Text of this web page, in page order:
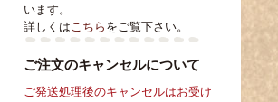
います。
詳しくはこちら をご覧下さい。
ご注文のキャンセルについて
ご発送処理後のキャンセルはお受け